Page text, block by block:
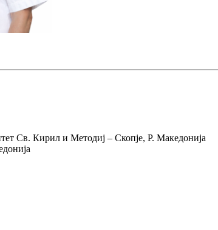
Св. Кирил и Методиј – Скопје, Р. Македонија